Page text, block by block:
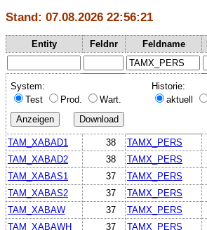
Stand: 07.08.2026 22:56:21
Entity Feldnr Feldname
System:
Test
Prod. Wart.
Historie:
aktuell
TAM_XABAD1 38 TAMX_PERS
TAM_XABAD2
38 TAMX_PERS
TAM_XABAS1
37 TAMX_PERS
TAM_XABAS2
37 TAMX_PERS
TAM_XABAW
37 TAMX_PERS
TAM_XABAWH
37 TAMX_PERS